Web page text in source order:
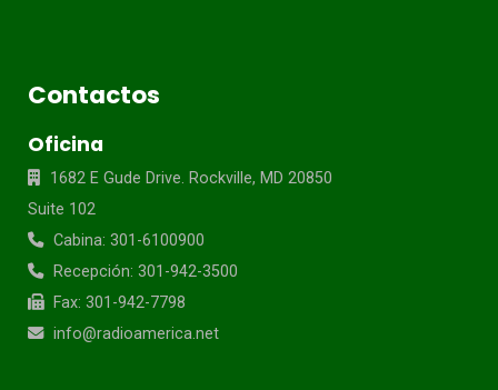
Contactos
Oficina
1682 E Gude Drive. Rockville, MD 20850
Suite 102
Cabina: 301-6100900
Recepción: 301-942-3500
Fax: 301-942-7798
info@radioamerica.net